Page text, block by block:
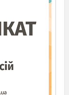
всіх до